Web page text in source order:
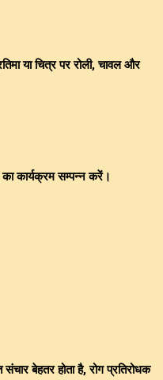
या चित्र पर रोली, चावल और
कार्यक्रम सम्पन्न करें।
बेहतर होता है, रोग प्रतिरोधक